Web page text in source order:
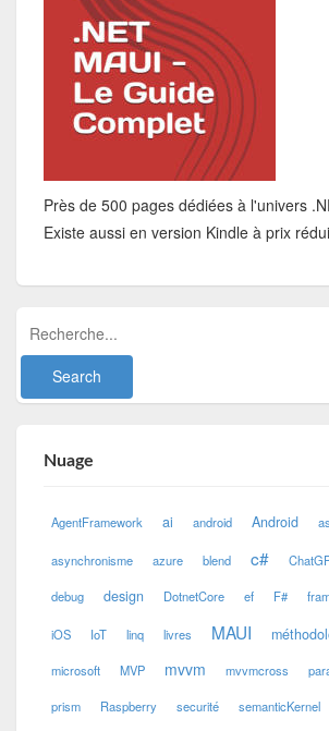
Près de 500 pages dédiées à l'univers
Existe aussi en version Kindle à prix
Nuage
AgentFramework ai android Android
asynchronisme azure blend c#
debug design DotnetCore ef F#
iOS IoT linq livres MAUI
microsoft MVP mvvm mvvmcross
prism Raspberry securité semanticKernel